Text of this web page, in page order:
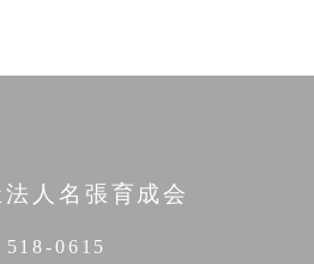
人名張育成会
518-0615